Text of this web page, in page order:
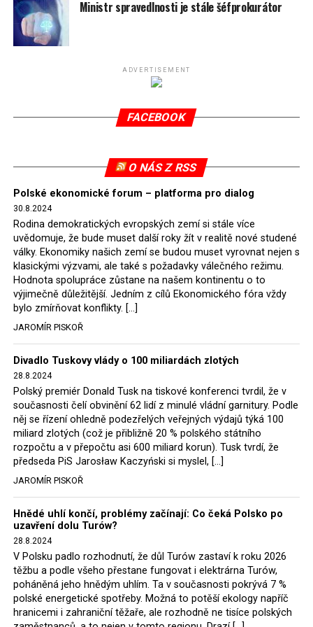
spotřeby.
Připomeňme, že ukončení těžby hnědého uhlí pro
(SDEU) v souvislosti se stížnostmi českých samospráv
verdiktem španělské soudkyně Rosario Silva de Lapureta
tomuto rozhodnutí nevyhověla, proto na žádost
2022, než byl tento případ z důvodu uzavření dohody
Polska s Českou republikou o odstranění příčin sporu o
důl Turów vymazán z rejstříku tribunálu. Celkem si
Polsko nechalo z přiznaných evropských fondů odečíst
asi 70 milionů eur na pokutách a 45 milionů eur
zaplatilo jako odškodnění České republice – ale jak důl,
tak elektrárna nadále fungovaly. Už tehdy zástupci
tehdejší opozice a dnes vládnoucí koalice, jako
místopředseda Občanské platformy (PO) Rafał
Hołownia, přímo řekli, že by se polská vláda měla
tomuto rozhodnutí podřídit.
Rozhodnutí polského ministra spravedlnosti jistě potěší
německé, české a polské ekology, ale i těžaře. Je těžké si
představit, že by o takové věci rozhodoval sám ministr
Bodnar. Musel získat politický souhlas vládnoucí koalice.
Stále jsou totiž platné argumenty Morawieckého vlády,
že důl i elektrárna jsou – kromě zabezpečování cca 7 %
polského energetického mixu – klíčovými podniky, spolu
se svými dceřinými společnostmi zaměstnávají cca pět
tisíc lidí. Navíc s činností dolu a elektrárny nepřímo
souvisí dalších několik desítek tisíc pracovních míst v
regionu. Zelená politika ale opět zvítězila.
Rozhodnutí polského ministra spravedlnosti jistě potěší
Ministr spravedlnosti je stále šéfprokurátor
ADVERTISEMENT
FACEBOOK
O NÁS Z RSS
Polské ekonomické forum – platforma pro dialog
30.8.2024
Rodina demokratických evropských zemí si stále více
uvědomuje, že bude muset další roky žít v realitě nové studené
války. Ekonomiky našich zemí se budou muset vyrovnat nejen s
klasickými výzvami, ale také s požadavky válečného režimu.
Hodnota spolupráce zůstane na našem kontinentu o to
výjimečně důležitější. Jedním z cílů Ekonomického fóra vždy
bylo zmírňovat konflikty. […]
JAROMÍR PISKOŘ
Divadlo Tuskovy vlády o 100 miliardách zlotých
28.8.2024
Polský premiér Donald Tusk na tiskové konferenci tvrdil, že v
současnosti čelí obvinění 62 lidí z minulé vládní garnitury. Podle
něj se řízení ohledně podezřelých veřejných výdajů týká 100
miliard zlotých (což je přibližně 20 % polského státního
rozpočtu a v přepočtu asi 600 miliard korun). Tusk tvrdí, že
předseda PiS Jarosław Kaczyński si myslel, […]
JAROMÍR PISKOŘ
Hnědé uhlí končí, problémy začínají: Co čeká Polsko po
uzavření dolu Turów?
28.8.2024
V Polsku padlo rozhodnutí, že důl Turów zastaví k roku 2026
těžbu a podle všeho přestane fungovat i elektrárna Turów,
poháněná jeho hnědým uhlím. Ta v současnosti pokrývá 7 %
polské energetické spotřeby. Možná to potěší ekology napříč
hranicemi i zahraniční těžaře, ale rozhodně ne tisíce polských